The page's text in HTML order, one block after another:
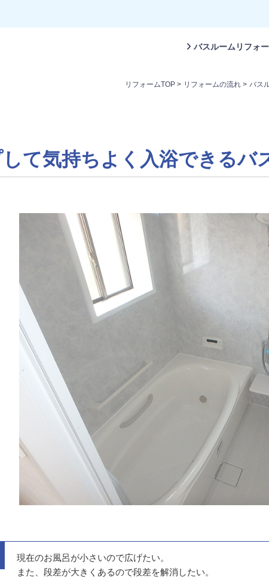
バスルームリフォ
リフォームTOP > リフォームの流れ > バス
て気持ちよく入浴できるバ
現在のお風呂が小さいので広げたい。
また、段差が大きくあるので段差を解消したい。